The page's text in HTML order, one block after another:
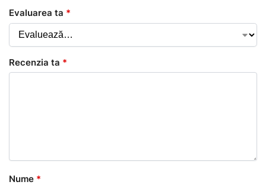
Evaluarea ta *
Recenzia ta *
Nume *